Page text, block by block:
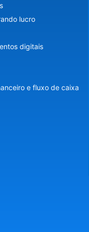
lucro
digitais
e fluxo de caixa